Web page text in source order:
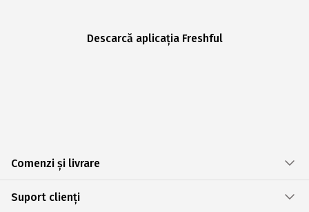
Descarcă aplicația Freshful
Comenzi și livrare
Suport clienți